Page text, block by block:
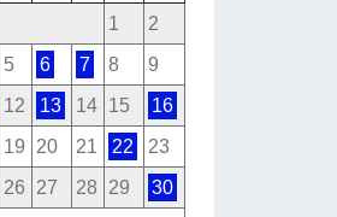
1
2
5 6 7 8
9
12 13 14 15
16
19 20 21 22
23
26 27 28 29
30